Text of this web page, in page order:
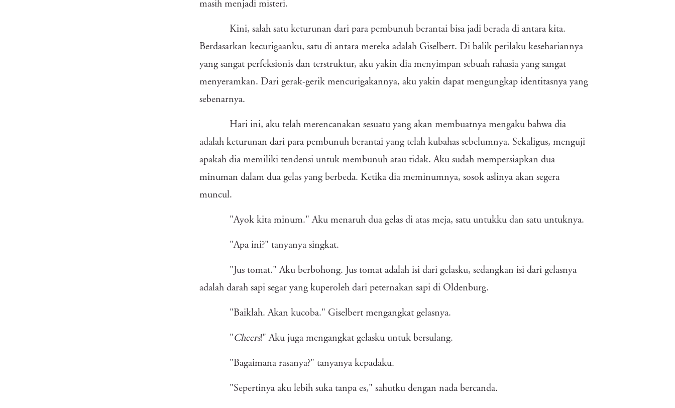
masih menjadi misteri.
Kini, salah satu keturunan dari para pembunuh berantai bisa jadi berada di antara kita.
Berdasarkan kecurigaanku, satu di antara mereka adalah Giselbert. Di balik perilaku kesehariannya
yang sangat perfeksionis dan terstruktur, aku yakin dia menyimpan sebuah rahasia yang sangat
menyeramkan. Dari gerak-gerik mencurigakannya, aku yakin dapat mengungkap identitasnya yang
sebenarnya.
Hari ini, aku telah merencanakan sesuatu yang akan membuatnya mengaku bahwa dia
adalah keturunan dari para pembunuh berantai yang telah kubahas sebelumnya. Sekaligus, menguji
apakah dia memiliki tendensi untuk membunuh atau tidak. Aku sudah mempersiapkan dua
minuman dalam dua gelas yang berbeda. Ketika dia meminumnya, sosok aslinya akan segera
muncul.
"Ayok kita minum." Aku menaruh dua gelas di atas meja, satu untukku dan satu untuknya.
"Apa ini?" tanyanya singkat.
"Jus tomat." Aku berbohong. Jus tomat adalah isi dari gelasku, sedangkan isi dari gelasnya
adalah darah sapi segar yang kuperoleh dari peternakan sapi di Oldenburg.
"Baiklah. Akan kucoba." Giselbert mengangkat gelasnya.
"Cheers!" Aku juga mengangkat gelasku untuk bersulang.
"Bagaimana rasanya?" tanyanya kepadaku.
"Sepertinya aku lebih suka tanpa es," sahutku dengan nada bercanda.